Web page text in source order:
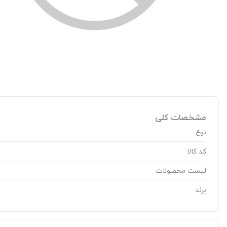
مشخصات کلی
نوع
کد کالا
لیست محصولات
برند